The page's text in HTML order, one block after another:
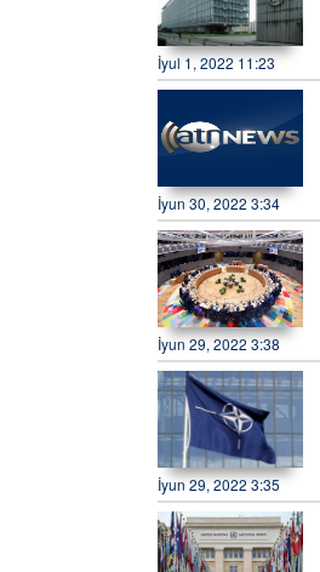
İyul 1, 2022 11:23
İyun 30, 2022 3:34
İyun 29, 2022 3:38
İyun 29, 2022 3:35